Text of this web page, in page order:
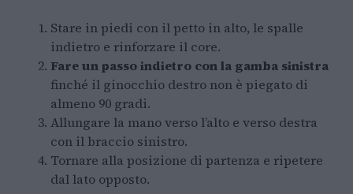
Stare in piedi con il petto in alto, le spalle
indietro e rinforzare il core.
Fare un passo indietro con la gamba sinistra
finché il ginocchio destro non è piegato di
almeno 90 gradi.
Allungare la mano verso l’alto e verso destra
con il braccio sinistro.
Tornare alla posizione di partenza e ripetere
dal lato opposto.